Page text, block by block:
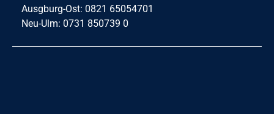
Ausgburg-Ost: 0821 65054701
Neu-Ulm: 0731 850739 0